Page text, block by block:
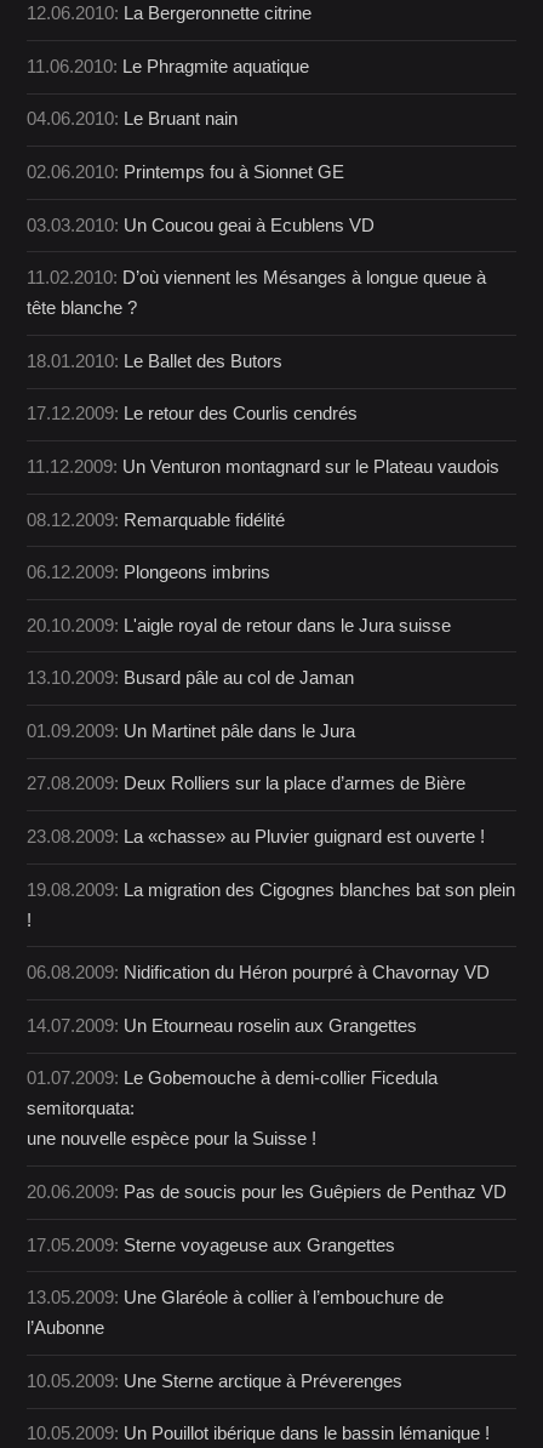
12.06.2010: La Bergeronnette citrine
11.06.2010: Le Phragmite aquatique
04.06.2010: Le Bruant nain
02.06.2010: Printemps fou à Sionnet GE
03.03.2010: Un Coucou geai à Ecublens VD
11.02.2010: D’où viennent les Mésanges à longue queue à
tête blanche ?
18.01.2010: Le Ballet des Butors
17.12.2009: Le retour des Courlis cendrés
11.12.2009: Un Venturon montagnard sur le Plateau vaudois
08.12.2009: Remarquable fidélité
06.12.2009: Plongeons imbrins
20.10.2009: L'aigle royal de retour dans le Jura suisse
13.10.2009: Busard pâle au col de Jaman
01.09.2009: Un Martinet pâle dans le Jura
27.08.2009: Deux Rolliers sur la place d’armes de Bière
23.08.2009: La «chasse» au Pluvier guignard est ouverte !
19.08.2009: La migration des Cigognes blanches bat son plein
!
06.08.2009: Nidification du Héron pourpré à Chavornay VD
14.07.2009: Un Etourneau roselin aux Grangettes
01.07.2009: Le Gobemouche à demi-collier Ficedula
semitorquata:
une nouvelle espèce pour la Suisse !
20.06.2009: Pas de soucis pour les Guêpiers de Penthaz VD
17.05.2009: Sterne voyageuse aux Grangettes
13.05.2009: Une Glaréole à collier à l’embouchure de
l’Aubonne
10.05.2009: Une Sterne arctique à Préverenges
10.05.2009: Un Pouillot ibérique dans le bassin lémanique !